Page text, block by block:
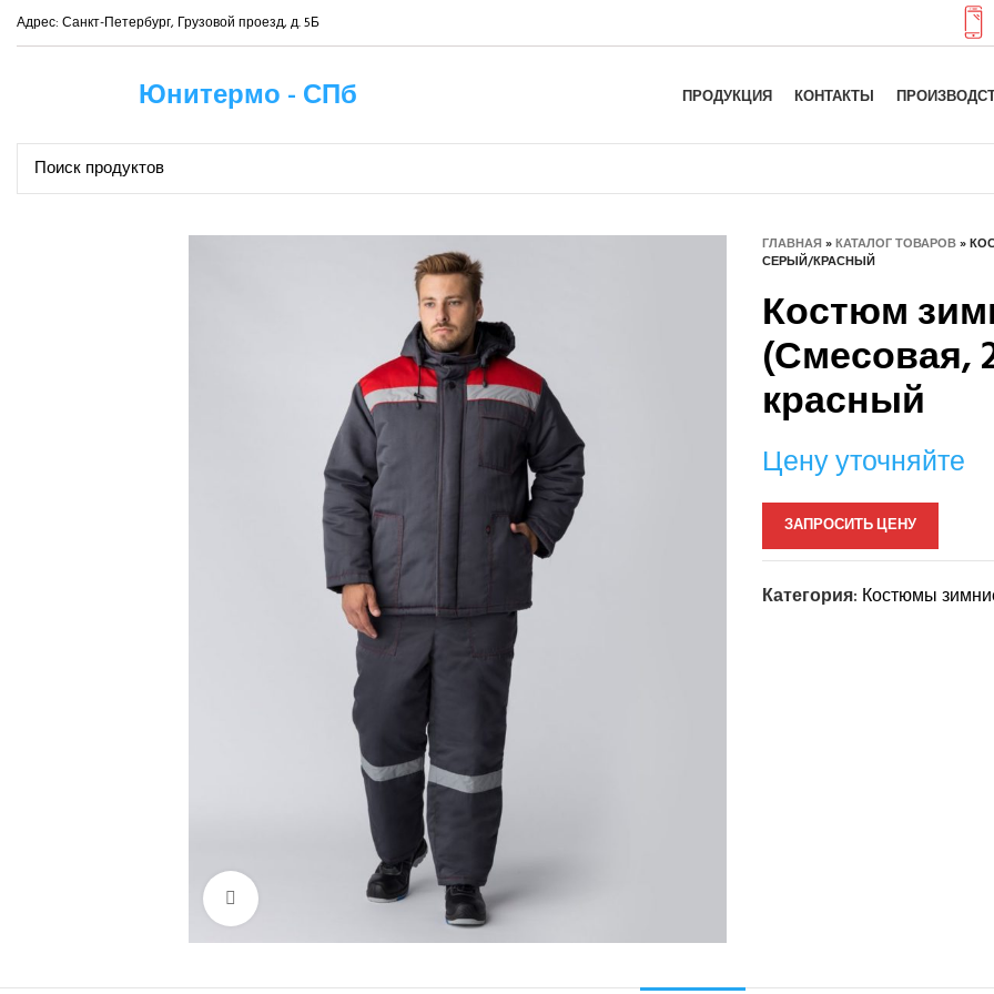
Адрес: Санкт-Петербург, Грузовой проезд, д. 5Б
Юнитермо - СПб ПРОДУКЦИЯ КОНТАКТЫ
Нажмите, чтобы увеличить
ГЛАВНАЯ»КАТАЛОГ ТОВАРОВ»
СЕРЫЙ/КРАСНЫЙ
Костюм
(Смесовая,
красный
Цену уточняйте
ЗАПРОСИТЬ ЦЕНУ
Категория: Костюмы